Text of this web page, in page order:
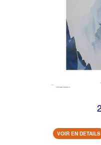
VOIR EN DETAILS